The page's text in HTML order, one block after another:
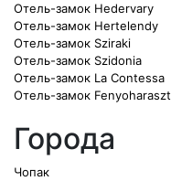
Отель-замок Hedervary
Отель-замок Hertelendy
Отель-замок Sziraki
Отель-замок Szidonia
Отель-замок La Contessa
Отель-замок Fenyoharaszt
Города
Чопак